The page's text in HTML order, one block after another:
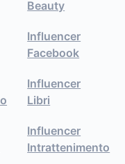
Influencer
Facebook
Influencer
Libri
Influencer
Intrattenimento